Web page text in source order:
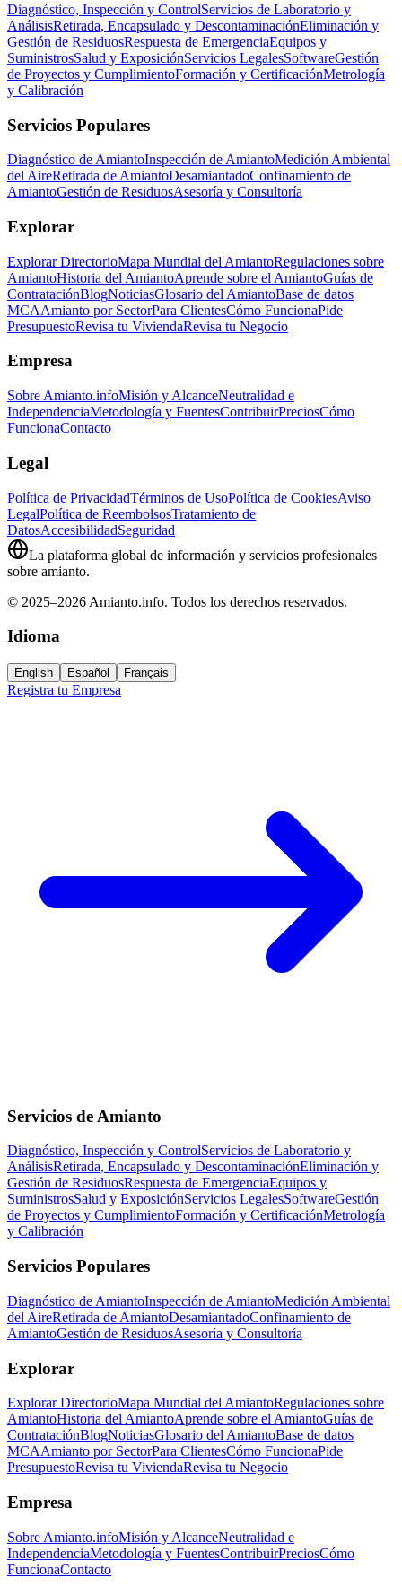
Diagnóstico, Inspección y ControlServicios de Laboratorio y
AnálisisRetirada, Encapsulado y DescontaminaciónEliminación y
Gestión de ResiduosRespuesta de EmergenciaEquipos y
SuministrosSalud y ExposiciónServicios LegalesSoftwareGestión
de Proyectos y CumplimientoFormación y CertificaciónMetrología
y Calibración
Servicios Populares
Diagnóstico de AmiantoInspección de AmiantoMedición Ambiental
del AireRetirada de AmiantoDesamiantadoConfinamiento de
AmiantoGestión de ResiduosAsesoría y Consultoría
Explorar
Explorar DirectorioMapa Mundial del AmiantoRegulaciones sobre
AmiantoHistoria del AmiantoAprende sobre el AmiantoGuías de
ContrataciónBlogNoticiasGlosario del AmiantoBase de datos
MCAAmianto por SectorPara ClientesCómo FuncionaPide
PresupuestoRevisa tu ViviendaRevisa tu Negocio
Empresa
Sobre Amianto.infoMisión y AlcanceNeutralidad e
IndependenciaMetodología y FuentesContribuirPreciosCómo
FuncionaContacto
Legal
Política de PrivacidadTérminos de UsoPolítica de CookiesAviso
LegalPolítica de ReembolsosTratamiento de
DatosAccesibilidadSeguridad
La plataforma global de información y servicios profesionales
sobre amianto.
© 2025–2026 Amianto.info. Todos los derechos reservados.
Idioma
English Español Français
Registra tu Empresa
Servicios de Amianto
Diagnóstico, Inspección y ControlServicios de Laboratorio y
AnálisisRetirada, Encapsulado y DescontaminaciónEliminación y
Gestión de ResiduosRespuesta de EmergenciaEquipos y
SuministrosSalud y ExposiciónServicios LegalesSoftwareGestión
de Proyectos y CumplimientoFormación y CertificaciónMetrología
y Calibración
Servicios Populares
Diagnóstico de AmiantoInspección de AmiantoMedición Ambiental
del AireRetirada de AmiantoDesamiantadoConfinamiento de
AmiantoGestión de ResiduosAsesoría y Consultoría
Explorar
Explorar DirectorioMapa Mundial del AmiantoRegulaciones sobre
AmiantoHistoria del AmiantoAprende sobre el AmiantoGuías de
ContrataciónBlogNoticiasGlosario del AmiantoBase de datos
MCAAmianto por SectorPara ClientesCómo FuncionaPide
PresupuestoRevisa tu ViviendaRevisa tu Negocio
Empresa
Sobre Amianto.infoMisión y AlcanceNeutralidad e
IndependenciaMetodología y FuentesContribuirPreciosCómo
FuncionaContacto